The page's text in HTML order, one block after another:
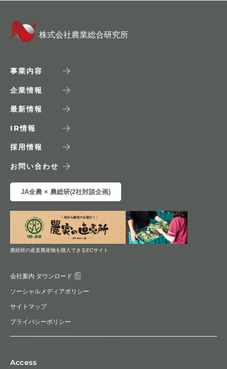
株式会社農業総合研究所
事業内容
企業情報
最新情報
IR情報
採用情報
お問い合わせ
JA全農 × 農総研(2社対談企画)
農総研の産直農産物を購入できるECサイト
会社案内 ダウンロード
ソーシャルメディアポリシー
サイトマップ
プライバシーポリシー
Access